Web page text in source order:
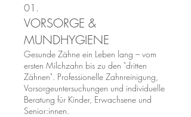
01.
VORSORGE &
MUNDHYGIENE
Gesunde Zähne ein Leben lang – vom
ersten Milchzahn bis zu den "dritten
Zähnen". Professionelle Zahnreinigung,
Vorsorgeuntersuchungen und individuelle
Beratung für Kinder, Erwachsene und
Senior:innen.